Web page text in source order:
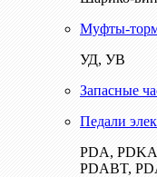
Муфты-
УД, УВ
Запасные
Педали
PDA,
PDABT,